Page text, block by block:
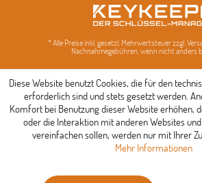
* Alle Preise inkl. gesetzl. Mehrwertsteuer zzgl.
Nachnahmegebühren, wenn nicht anders
Diese Website benutzt Cookies, die für den
erforderlich sind und stets gesetzt werden.
Komfort bei Benutzung dieser Website erhöhen,
oder die Interaktion mit anderen Websites
vereinfachen sollen, werden nur mit Ihrer
Mehr Informationen